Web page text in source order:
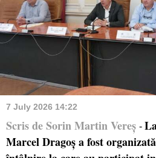
7 July 2026 14:22
Scris de Sorin Martin Vereș -
Marcel Dragoș a fost